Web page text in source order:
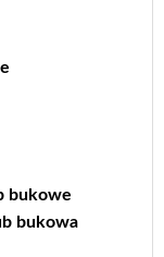
bukowe
bukowa